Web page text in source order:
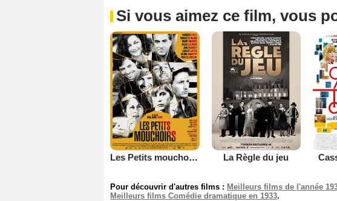
Si vous aimez ce film, vous
Les Petits mouchoirs La Règle du jeu
Pour découvrir d'autres films : Meilleurs films de l'année
Meilleurs films Comédie dramatique en 1933.